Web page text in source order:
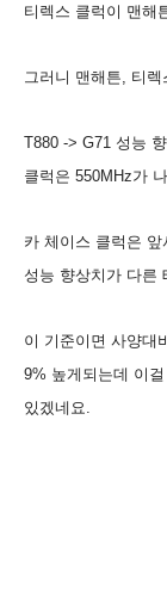
티렉스 클럭이 맨해
그러니 맨해튼, 티
T880 -> G71 성능
클럭은 550MHz가 나
카 체이스 클럭은
성능 향상치가 다른
이 기준이면 사양대
9% 높게되는데 이
있겠네요.